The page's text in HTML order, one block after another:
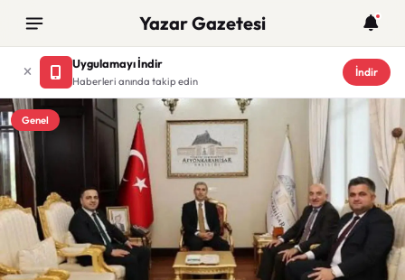
Yazar Gazetesi
Uygulamayı İndir
Haberleri anında takip edin
İndir
Genel